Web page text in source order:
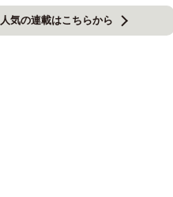
人気の連載はこちらから